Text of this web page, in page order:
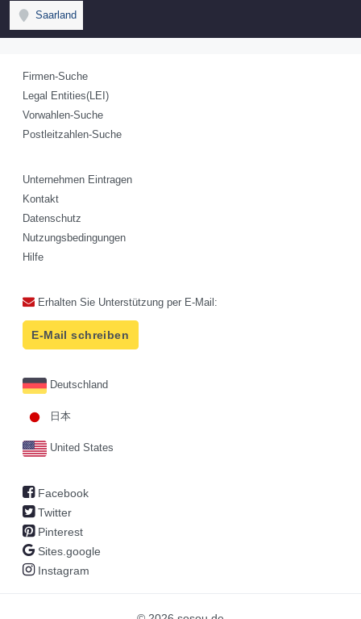
Saarland
Firmen-Suche
Legal Entities(LEI)
Vorwahlen-Suche
Postleitzahlen-Suche
Unternehmen Eintragen
Kontakt
Datenschutz
Nutzungsbedingungen
Hilfe
Erhalten Sie Unterstützung per E-Mail:
E-Mail schreiben
Deutschland
日本
United States
Facebook
Twitter
Pinterest
Sites.google
Instagram